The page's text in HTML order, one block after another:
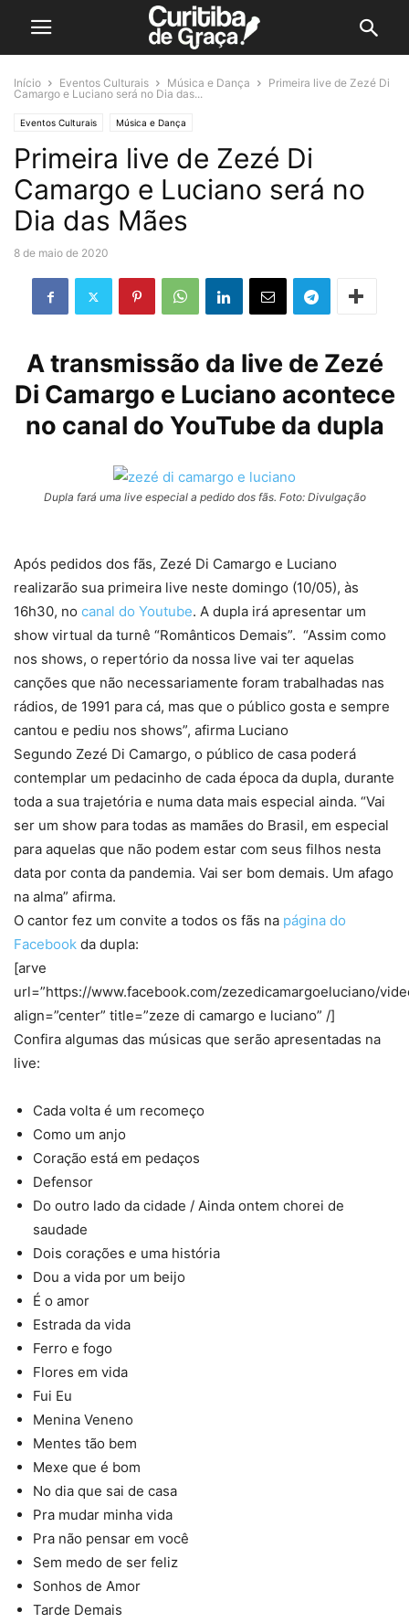
Início Eventos Culturais Música e Dança
Primeira live de Zezé Di
Camargo e Luciano será no Dia das...
Eventos Culturais Música e Dança
Primeira live de Zezé Di
Camargo e Luciano será no
Dia das Mães
8 de maio de 2020
A transmissão da live de Zezé
Di Camargo e Luciano acontece
no canal do YouTube da dupla
Dupla fará uma live especial a pedido dos fãs. Foto: Divulgação
Após pedidos dos fãs, Zezé Di Camargo e Luciano
realizarão sua primeira live neste domingo (10/05), às
16h30, no canal do Youtube. A dupla irá apresentar um
show virtual da turnê “Românticos Demais”. “Assim como
nos shows, o repertório da nossa live vai ter aquelas
canções que não necessariamente foram trabalhadas nas
rádios, de 1991 para cá, mas que o público gosta e sempre
cantou e pediu nos shows”, afirma Luciano
Segundo Zezé Di Camargo, o público de casa poderá
contemplar um pedacinho de cada época da dupla, durante
toda a sua trajetória e numa data mais especial ainda. “Vai
ser um show para todas as mamães do Brasil, em especial
para aquelas que não podem estar com seus filhos nesta
data por conta da pandemia. Vai ser bom demais. Um afago
na alma” afirma.
O cantor fez um convite a todos os fãs na página do
Facebook da dupla:
[arve
url=”https://www.facebook.com/zezedicamargoeluciano/
align=”center” title=”zeze di camargo e luciano” /]
Confira algumas das músicas que serão apresentadas na
live:
Cada volta é um recomeço
Como um anjo
Coração está em pedaços
Defensor
Do outro lado da cidade / Ainda ontem chorei de
saudade
Dois corações e uma história
Dou a vida por um beijo
É o amor
Estrada da vida
Ferro e fogo
Flores em vida
Fui Eu
Menina Veneno
Mentes tão bem
Mexe que é bom
No dia que sai de casa
Pra mudar minha vida
Pra não pensar em você
Sem medo de ser feliz
Sonhos de Amor
Tarde Demais